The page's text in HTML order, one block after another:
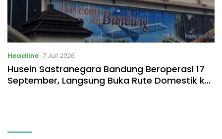
Headline 7 Juli 2026
Husein Sastranegara Bandung Beroperasi 17
September, Langsung Buka Rute Domestik ke